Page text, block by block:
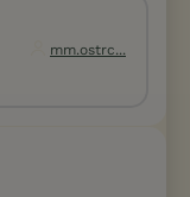
mm.ostrc...